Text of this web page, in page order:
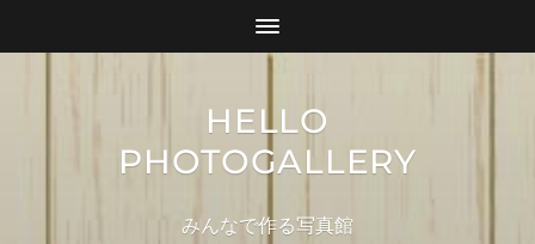
HELLO
PHOTOGALLERY
みんなで作る写真館